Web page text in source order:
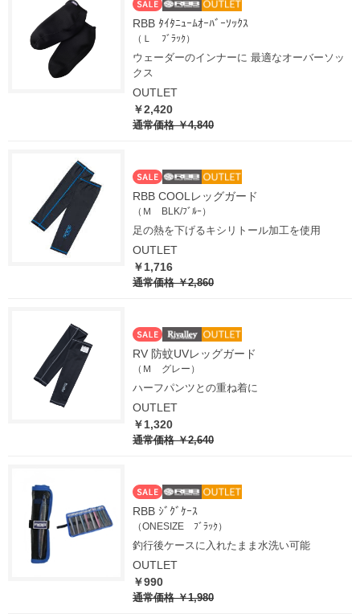
RBB ﾀｲﾀﾆｭｰﾑｵｰﾊﾞｰｿｯｸｽ
（Ｌ ﾌﾞﾗｯｸ）
ウェーダーのインナーに 最適なオーバーソッ
クス
OUTLET
￥2,420
通常価格￥4,840
RBB COOLレッグガード
（Ｍ BLK/ﾌﾞﾙｰ）
足の熱を下げるキシリトール加工を使用
OUTLET
￥1,716
通常価格￥2,860
RV 防蚊UVレッグガード
（Ｍ グレー）
ハーフパンツとの重ね着に
OUTLET
￥1,320
通常価格￥2,640
RBB ｼﾞｸﾞｹｰｽ
（ONESIZE ﾌﾞﾗｯｸ）
釣行後ケースに入れたまま水洗い可能
OUTLET
￥990
通常価格￥1,980